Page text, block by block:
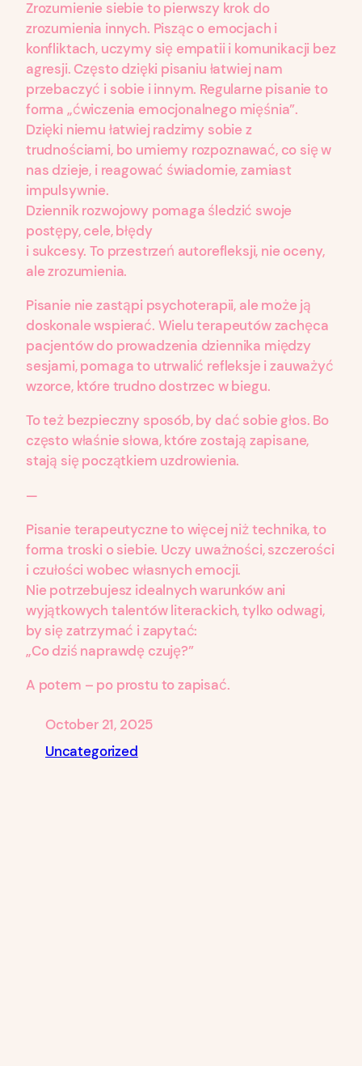
Zrozumienie siebie to pierwszy krok do
zrozumienia innych. Pisząc o emocjach i
konfliktach, uczymy się empatii i komunikacji bez
agresji. Często dzięki pisaniu łatwiej nam
przebaczyć i sobie i innym. Regularne pisanie to
forma „ćwiczenia emocjonalnego mięśnia”.
Dzięki niemu łatwiej radzimy sobie z
trudnościami, bo umiemy rozpoznawać, co się w
nas dzieje, i reagować świadomie, zamiast
impulsywnie.
Dziennik rozwojowy pomaga śledzić swoje
postępy, cele, błędy
i sukcesy. To przestrzeń autorefleksji, nie oceny,
ale zrozumienia.
Pisanie nie zastąpi psychoterapii, ale może ją
doskonale wspierać. Wielu terapeutów zachęca
pacjentów do prowadzenia dziennika między
sesjami, pomaga to utrwalić refleksje i zauważyć
wzorce, które trudno dostrzec w biegu.
To też bezpieczny sposób, by dać sobie głos. Bo
często właśnie słowa, które zostają zapisane,
stają się początkiem uzdrowienia.
—
Pisanie terapeutyczne to więcej niż technika, to
forma troski o siebie. Uczy uważności, szczerości
i czułości wobec własnych emocji.
Nie potrzebujesz idealnych warunków ani
wyjątkowych talentów literackich, tylko odwagi,
by się zatrzymać i zapytać:
„Co dziś naprawdę czuję?”
A potem – po prostu to zapisać.
October 21, 2025
Uncategorized